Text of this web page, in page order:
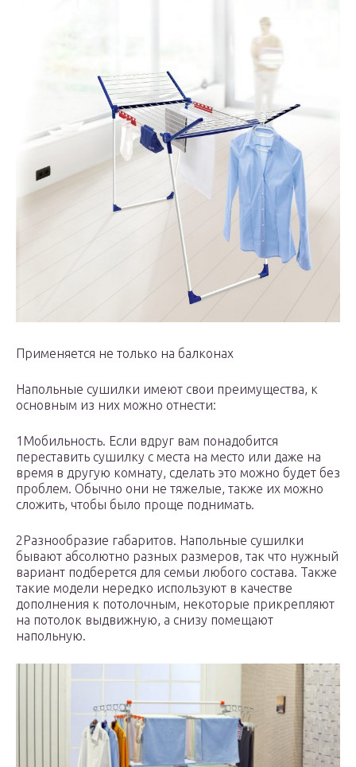
Применяется не только на балконах
Напольные сушилки имеют свои преимущества, к
основным из них можно отнести:
1Мобильность. Если вдруг вам понадобится
переставить сушилку с места на место или даже на
время в другую комнату, сделать это можно будет без
проблем. Обычно они не тяжелые, также их можно
сложить, чтобы было проще поднимать.
2Разнообразие габаритов. Напольные сушилки
бывают абсолютно разных размеров, так что нужный
вариант подберется для семьи любого состава. Также
такие модели нередко используют в качестве
дополнения к потолочным, некоторые прикрепляют
на потолок выдвижную, а снизу помещают
напольную.